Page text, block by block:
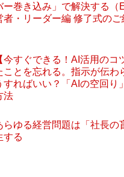
ー巻き込み」で解決する（
者・リーダー編 修了式のご
今すぐできる！AI活用のコ
ことを忘れる。指示が伝わ
すればいい？「AIの空回り
法
らゆる経営問題は「社長の
する